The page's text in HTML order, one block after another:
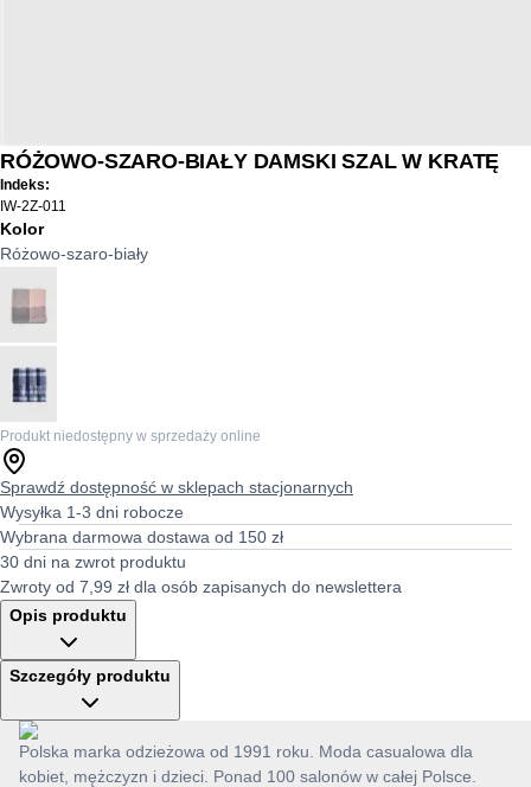
RÓŻOWO-SZARO-BIAŁY DAMSKI SZAL W KRATĘ
Indeks:
IW-2Z-011
Kolor
Różowo-szaro-biały
Produkt niedostępny w sprzedaży online
Sprawdź dostępność w sklepach stacjonarnych
Wysyłka 1-3 dni robocze
Wybrana darmowa dostawa od 150 zł
30 dni na zwrot produktu
Zwroty od 7,99 zł dla osób zapisanych do newslettera
Opis produktu
Szczegóły produktu
Polska marka odzieżowa od 1991 roku. Moda casualowa dla
kobiet, mężczyzn i dzieci. Ponad 100 salonów w całej Polsce.